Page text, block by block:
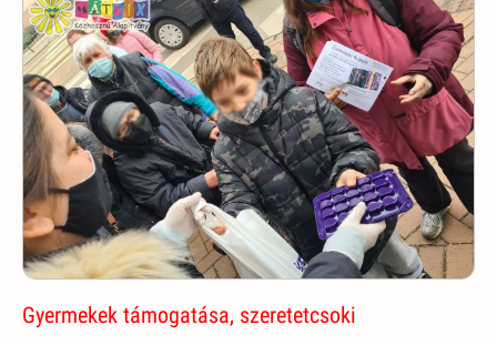
Gyermekek támogatása, szeretetcsoki